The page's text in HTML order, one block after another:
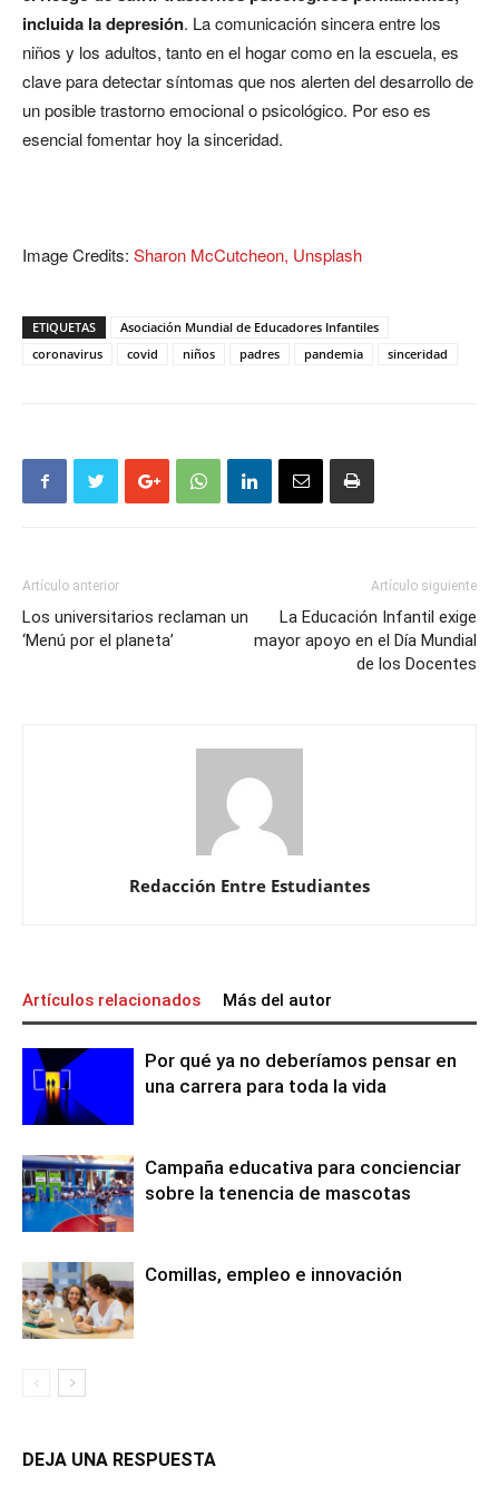
incluida la depresión. La comunicación sincera entre los
niños y los adultos, tanto en el hogar como en la escuela, es
clave para detectar síntomas que nos alerten del desarrollo de
un posible trastorno emocional o psicológico. Por eso es
esencial fomentar hoy la sinceridad.
Image Credits: Sharon McCutcheon, Unsplash
ETIQUETAS
Asociación Mundial de Educadores Infantiles
coronavirus
covid niños padres pandemia sinceridad
Artículo anterior
Los universitarios reclaman un
‘Menú por el planeta’
Artículo siguiente
La Educación Infantil exige
mayor apoyo en el Día Mundial
de los Docentes
Redacción Entre Estudiantes
Artículos relacionados Más del autor
Por qué ya no deberíamos pensar en
una carrera para toda la vida
Campaña educativa para concienciar
sobre la tenencia de mascotas
Comillas, empleo e innovación
DEJA UNA RESPUESTA